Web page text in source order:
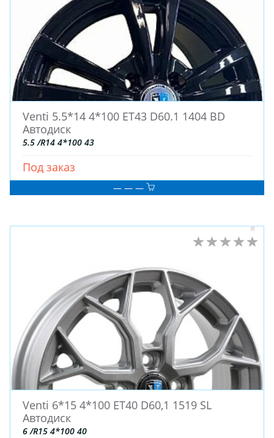
Venti 5.5*14 4*100 ET43 D60.1 1404 BD
Автодиск
5.5 /R14 4*100 43
Под заказ
— — —
Venti 6*15 4*100 ET40 D60,1 1519 SL
Автодиск
6 /R15 4*100 40